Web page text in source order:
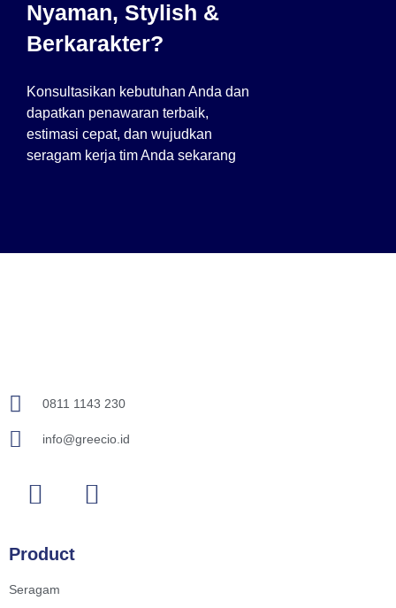
Nyaman, Stylish &
Berkarakter?
Konsultasikan kebutuhan Anda dan
dapatkan penawaran terbaik,
estimasi cepat, dan wujudkan
seragam kerja tim Anda sekarang
0811 1143 230
info@greecio.id
Product
Seragam